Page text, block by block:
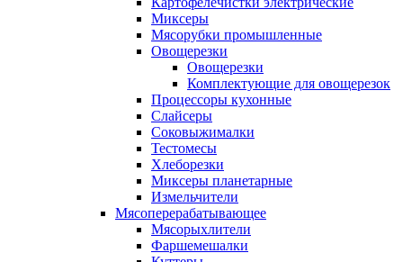
Миксеры
Мясорубки промышленные
Овощерезки
Овощерезки
Комплектующие для овощерезок
Процессоры кухонные
Слайсеры
Соковыжималки
Тестомесы
Хлеборезки
Миксеры планетарные
Измельчители
Мясоперерабатывающее
Мясорыхлители
Фаршемешалки